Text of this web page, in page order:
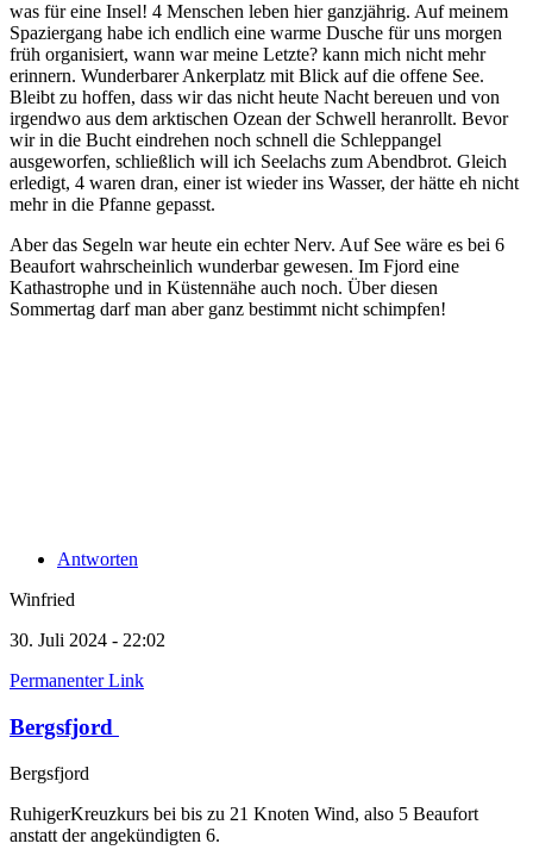
was für eine Insel! 4 Menschen leben hier ganzjährig. Auf meinem
Spaziergang habe ich endlich eine warme Dusche für uns morgen
früh organisiert, wann war meine Letzte? kann mich nicht mehr
erinnern. Wunderbarer Ankerplatz mit Blick auf die offene See.
Bleibt zu hoffen, dass wir das nicht heute Nacht bereuen und von
irgendwo aus dem arktischen Ozean der Schwell heranrollt. Bevor
wir in die Bucht eindrehen noch schnell die Schleppangel
ausgeworfen, schließlich will ich Seelachs zum Abendbrot. Gleich
erledigt, 4 waren dran, einer ist wieder ins Wasser, der hätte eh nicht
mehr in die Pfanne gepasst.
Aber das Segeln war heute ein echter Nerv. Auf See wäre es bei 6
Beaufort wahrscheinlich wunderbar gewesen. Im Fjord eine
Kathastrophe und in Küstennähe auch noch. Über diesen
Sommertag darf man aber ganz bestimmt nicht schimpfen!
Antworten
Winfried
30. Juli 2024 - 22:02
Permanenter Link
Bergsfjord
Bergsfjord
RuhigerKreuzkurs bei bis zu 21 Knoten Wind, also 5 Beaufort
anstatt der angekündigten 6.